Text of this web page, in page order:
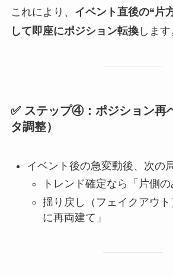
これにより、 イベント直後の“片
して即座にポジション転換します
✅ ステップ④：ポジション再
タ調整）
イベント後の急変動後、次の
トレンド確定なら「片側の
揺り戻し（フェイクアウ
に再両建て」